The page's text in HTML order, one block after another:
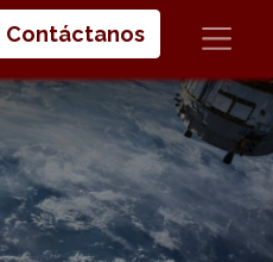
Contáctanos